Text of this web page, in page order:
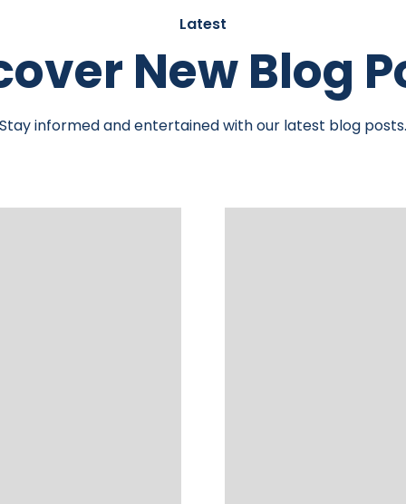
Latest
New Blog
Stay informed and entertained with our latest blog posts.